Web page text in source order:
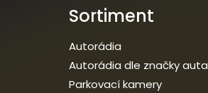
Sortiment
Autorádia
Autorádia dle značky auta
Parkovací kamery